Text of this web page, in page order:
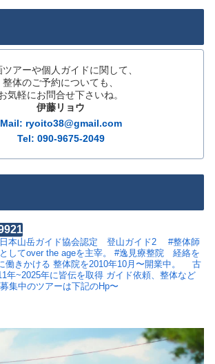
ツアーや個人ガイドに関して、
整体のご予約についても、
気軽にお問合せ下さいね。
伊藤リョウ
Mail: ryoito38@gmail.com
Tel: 090-9675-2049
日本山岳ガイド協会認定 登山ガイド2
#整体師
してover the ageを主宰。
#逸見療整院 経絡を
働きかける 整体院を2010年10月〜開業中。
古
年~2025年に皆伝を取得 ガイド依頼、整体など
募集中のツアーは下記のHp〜